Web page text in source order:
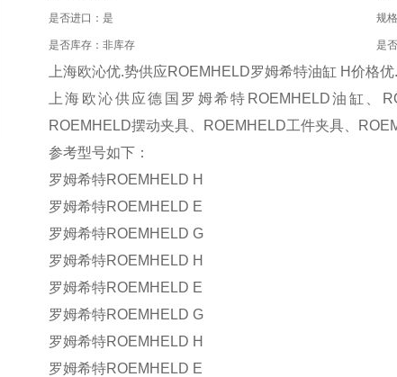
是否进口：是 规
是否库存：非库存 是
上海欧沁优.势供应ROEMHELD罗姆希特油缸 H价格
上海欧沁供应德国罗姆希特ROEMHELD油缸、
ROEMHELD摆动夹具、ROEMHELD工件夹具、
参考型号如下：
罗姆希特ROEMHELD H
罗姆希特ROEMHELD E
罗姆希特ROEMHELD G
罗姆希特ROEMHELD H
罗姆希特ROEMHELD E
罗姆希特ROEMHELD G
罗姆希特ROEMHELD H
罗姆希特ROEMHELD E